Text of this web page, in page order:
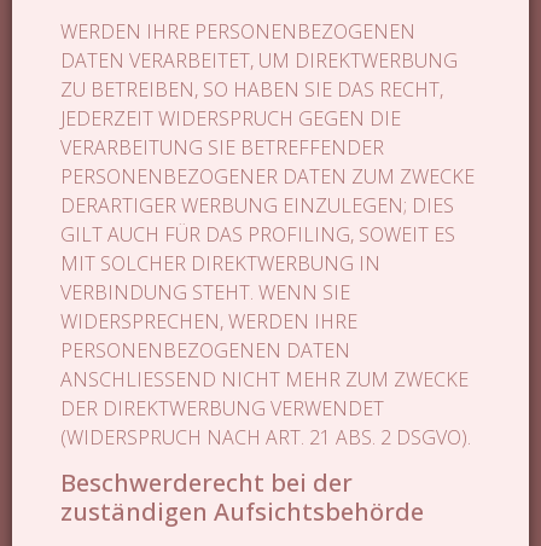
WERDEN IHRE PERSONENBEZOGENEN
DATEN VERARBEITET, UM DIREKTWERBUNG
ZU BETREIBEN, SO HABEN SIE DAS RECHT,
JEDERZEIT WIDERSPRUCH GEGEN DIE
VERARBEITUNG SIE BETREFFENDER
PERSONENBEZOGENER DATEN ZUM ZWECKE
DERARTIGER WERBUNG EINZULEGEN; DIES
GILT AUCH FÜR DAS PROFILING, SOWEIT ES
MIT SOLCHER DIREKTWERBUNG IN
VERBINDUNG STEHT. WENN SIE
WIDERSPRECHEN, WERDEN IHRE
PERSONENBEZOGENEN DATEN
ANSCHLIESSEND NICHT MEHR ZUM ZWECKE
DER DIREKTWERBUNG VERWENDET
(WIDERSPRUCH NACH ART. 21 ABS. 2 DSGVO).
Beschwerderecht bei der
zuständigen Aufsichtsbehörde